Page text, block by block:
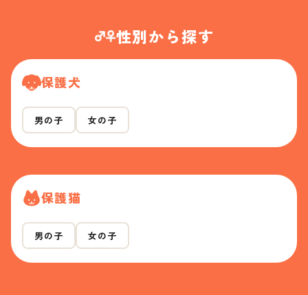
性別から探す
保護犬
男の子 女の子
保護猫
男の子 女の子